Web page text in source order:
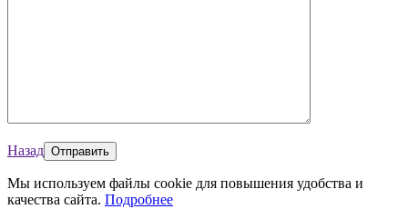
Назад
Мы используем файлы cookie для повышения удобства и
качества сайта. Подробнее